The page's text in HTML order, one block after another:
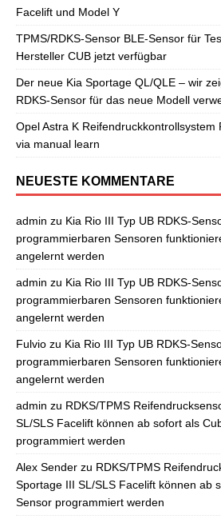
Facelift und Model Y
TPMS/RDKS-Sensor BLE-Sensor für
Hersteller CUB jetzt verfügbar
Der neue Kia Sportage QL/QLE – wir
RDKS-Sensor für das neue Modell
Opel Astra K Reifendruckkontrollsystem
via manual learn
NEUESTE KOMMENTARE
admin zu Kia Rio III Typ UB RDKS-
programmierbaren Sensoren
angelernt werden
admin zu Kia Rio III Typ UB RDKS-
programmierbaren Sensoren
angelernt werden
Fulvio zu Kia Rio III Typ UB RDKS-
programmierbaren Sensoren
angelernt werden
admin zu RDKS/TPMS
SL/SLS Facelift können ab sofort als
programmiert werden
Alex Sender zu RDKS/TPMS
Sportage III SL/SLS Facelift können ab
Sensor programmiert werden